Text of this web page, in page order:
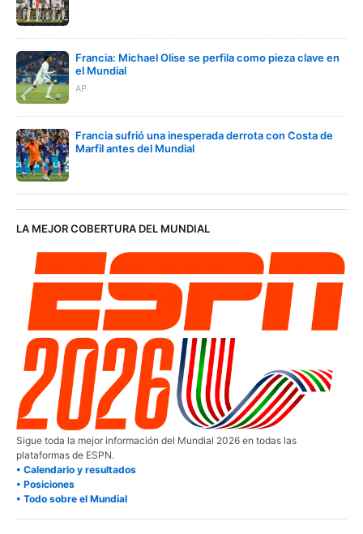
Francia: Michael Olise se perfila como pieza clave en
el Mundial
AP
Francia sufrió una inesperada derrota con Costa de
Marfil antes del Mundial
LA MEJOR COBERTURA DEL MUNDIAL
Sigue toda la mejor información del Mundial 2026 en todas las
plataformas de ESPN.
• Calendario y resultados
• Posiciones
• Todo sobre el Mundial